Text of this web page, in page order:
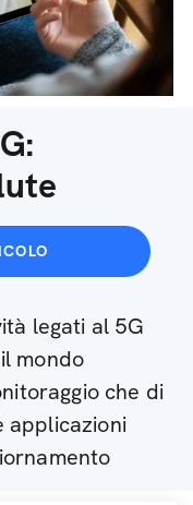
legati al 5G
mondo
che di
applicazioni